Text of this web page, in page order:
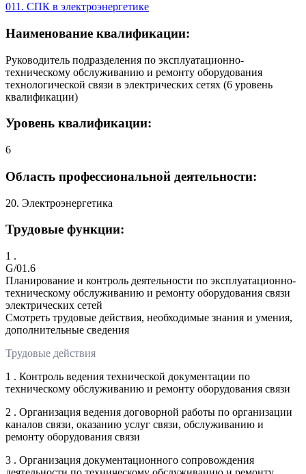
011. СПК в электроэнергетике
Наименование квалификации:
Руководитель подразделения по эксплуатационно-
техническому обслуживанию и ремонту оборудования
технологической связи в электрических сетях (6 уровень
квалификации)
Уровень квалификации:
6
Область профессиональной деятельности:
20. Электроэнергетика
Трудовые функции:
1 .
G/01.6
Планирование и контроль деятельности по эксплуатационно-
техническому обслуживанию и ремонту оборудования связи
электрических сетей
Смотреть трудовые действия, необходимые знания и умения,
дополнительные сведения
Трудовые действия
1 . Контроль ведения технической документации по
техническому обслуживанию и ремонту оборудования связи
2 . Организация ведения договорной работы по организации
каналов связи, оказанию услуг связи, обслуживанию и
ремонту оборудования связи
3 . Организация документационного сопровождения